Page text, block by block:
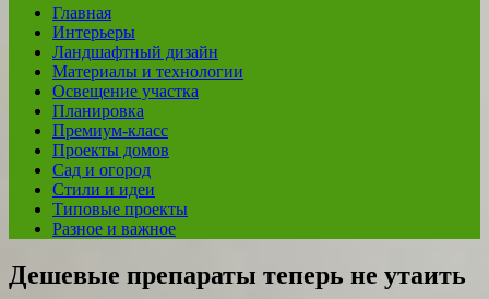
Главная
Интерьеры
Ландшафтный дизайн
Материалы и технологии
Освещение участка
Планировка
Премиум-класс
Проекты домов
Сад и огород
Стили и идеи
Типовые проекты
Разное и важное
Дешевые препараты теперь не утаить